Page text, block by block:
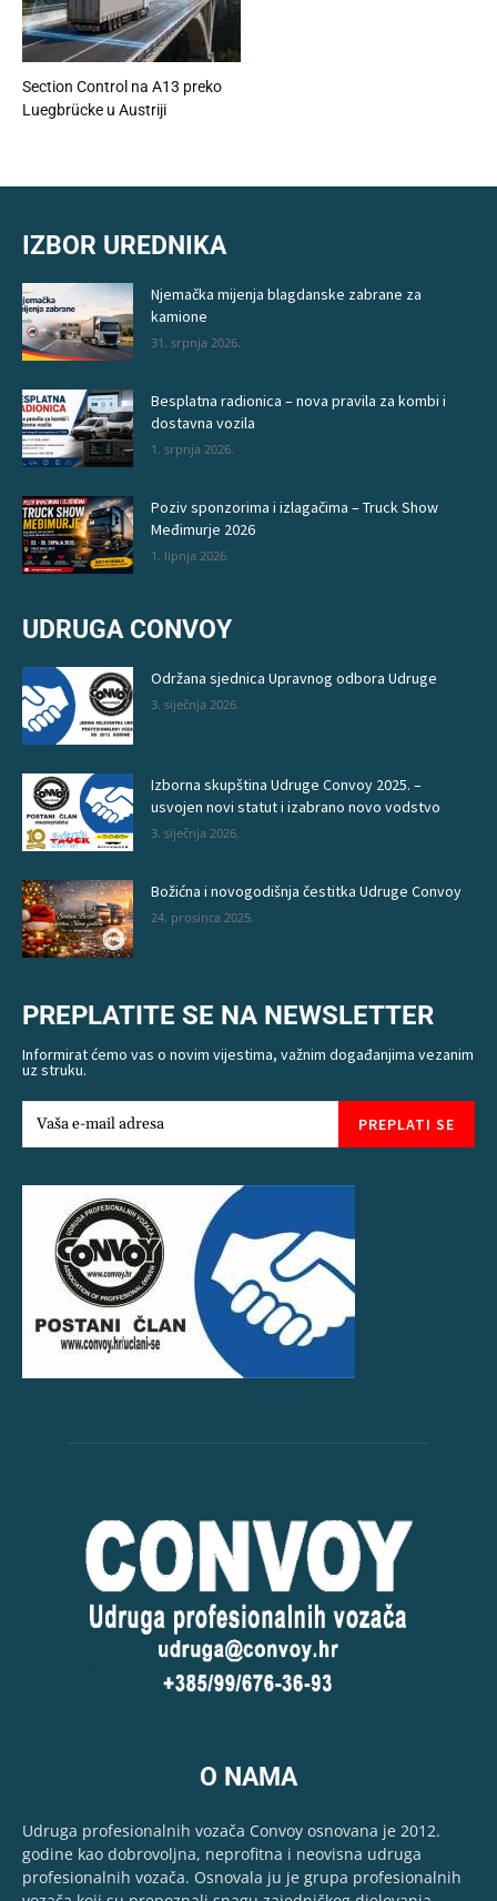
Section Control na A13 preko
Luegbrücke u Austriji
IZBOR UREDNIKA
Njemačka mijenja blagdanske zabrane za
kamione
31. srpnja 2026.
Besplatna radionica – nova pravila za kombi i
dostavna vozila
1. srpnja 2026.
Poziv sponzorima i izlagačima – Truck Show
Međimurje 2026
1. lipnja 2026.
UDRUGA CONVOY
Održana sjednica Upravnog odbora Udruge
3. siječnja 2026.
Izborna skupština Udruge Convoy 2025. –
usvojen novi statut i izabrano novo vodstvo
3. siječnja 2026.
Božićna i novogodišnja čestitka Udruge Convoy
24. prosinca 2025.
PREPLATITE SE NA NEWSLETTER
Informirat ćemo vas o novim vijestima, važnim događanjima vezanim
uz struku.
PREPLATI SE
O NAMA
Udruga profesionalnih vozača Convoy osnovana je 2012.
godine kao dobrovoljna, neprofitna i neovisna udruga
profesionalnih vozača. Osnovala ju je grupa profesionalnih